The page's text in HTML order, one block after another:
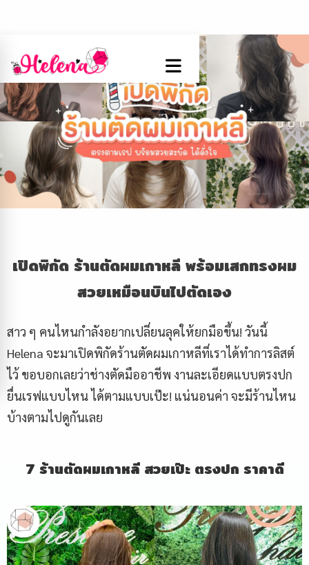
เปิดพิกัด ร้านตัดผมเกาหลี พร้อมเสกทรงผม
สวยเหมือนบินไปตัดเอง
สาว ๆ คนไหนกำลังอยากเปลี่ยนลุคให้ยกมือขึ้น! วันนี้
Helena จะมาเปิดพิกัดร้านตัดผมเกาหลีที่เราได้ทำการลิสต์
ไว้ ขอบอกเลยว่าช่างตัดมืออาชีพ งานละเอียดแบบตรงปก
ยื่นเรฟแบบไหน ได้ตามแบบเป๊ะ! แน่นอนค่า จะมีร้านไหน
บ้างตามไปดูกันเลย
7 ร้านตัดผมเกาหลี สวยเป๊ะ ตรงปก ราคาดี